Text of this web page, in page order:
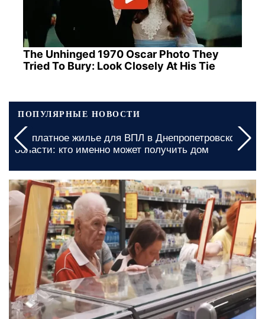
The Unhinged 1970 Oscar Photo They
Tried To Bury: Look Closely At His Tie
ПОПУЛЯРНЫЕ НОВОСТИ
Графики отключения света в Киевской области на
5 августа: какие изменения подготовили по
десяткам адресов
сегодня, 09:00